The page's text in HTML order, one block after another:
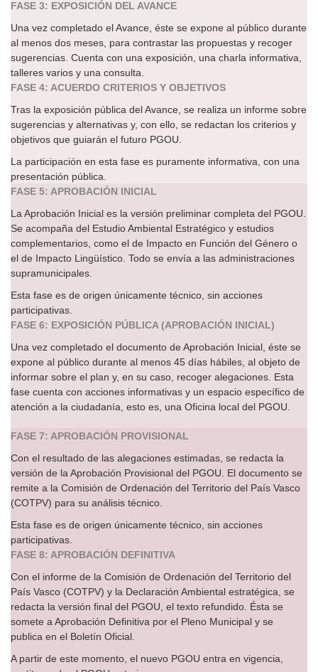
FASE 3: EXPOSICIÓN DEL AVANCE
Una vez completado el Avance, éste se expone al público durante
al menos dos meses, para contrastar las propuestas y recoger
sugerencias. Cuenta con una exposición, una charla informativa,
talleres varios y una consulta.
FASE 4: ACUERDO CRITERIOS Y OBJETIVOS
Tras la exposición pública del Avance, se realiza un informe sobre
sugerencias y alternativas y, con ello, se redactan los criterios y
objetivos que guiarán el futuro PGOU.
La participación en esta fase es puramente informativa, con una
presentación pública.
FASE 5: APROBACIÓN INICIAL
La Aprobación Inicial es la versión preliminar completa del PGOU.
Se acompaña del Estudio Ambiental Estratégico y estudios
complementarios, como el de Impacto en Función del Género o
el de Impacto Lingüístico. Todo se envía a las administraciones
supramunicipales.
Esta fase es de origen únicamente técnico, sin acciones
participativas.
FASE 6: EXPOSICIÓN PÚBLICA (APROBACIÓN INICIAL)
Una vez completado el documento de Aprobación Inicial, éste se
expone al público durante al menos 45 días hábiles, al objeto de
informar sobre el plan y, en su caso, recoger alegaciones. Esta
fase cuenta con acciones informativas y un espacio específico de
atención a la ciudadanía, esto es, una Oficina local del PGOU.
FASE 7: APROBACIÓN PROVISIONAL
Con el resultado de las alegaciones estimadas, se redacta la
versión de la Aprobación Provisional del PGOU. El documento se
remite a la Comisión de Ordenación del Territorio del País Vasco
(COTPV) para su análisis técnico.
Esta fase es de origen únicamente técnico, sin acciones
participativas.
FASE 8: APROBACIÓN DEFINITIVA
Con el informe de la Comisión de Ordenación del Territorio del
País Vasco (COTPV) y la Declaración Ambiental estratégica, se
redacta la versión final del PGOU, el texto refundido. Ésta se
somete a Aprobación Definitiva por el Pleno Municipal y se
publica en el Boletín Oficial.
A partir de este momento, el nuevo PGOU entra en vigencia,